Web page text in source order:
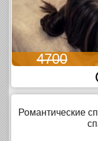
4700
Романтические